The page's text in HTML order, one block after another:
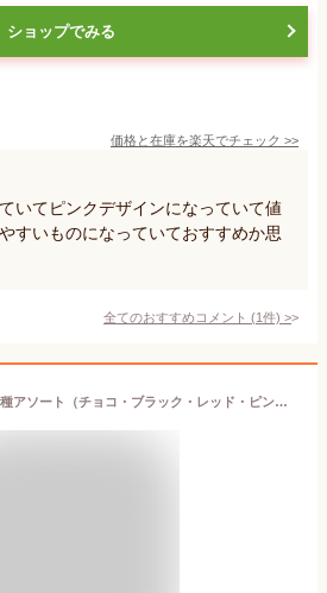
ショップでみる
価格と在庫を楽天でチェック >>
いてピンクデザインになっていて値
すいものになっていておすすめか思
全てのおすすめコメント (1件) >
共立食品 デコペン 6種アソート（チョコ・ブラック・レッド・ピンク・ホワイト・ブルー）各10g ホームメイド 速乾性 PSJBOX